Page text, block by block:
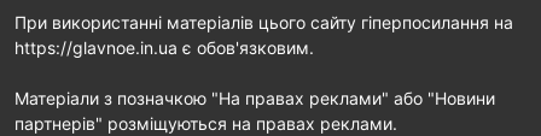
При використанні матеріалів цього сайту гіперпосилання на
https://glavnoe.in.ua є обов'язковим.
Матеріали з позначкою "На правах реклами" або "Новини
партнерів" розміщуються на правах реклами.